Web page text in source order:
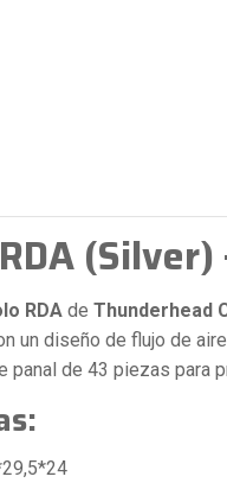
RDA de Thunderhead
un diseño de flujo de
de 43 piezas para